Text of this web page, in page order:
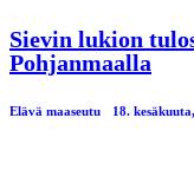
Sievin lukion
Pohjanmaalla
Elävä maaseutu 18.